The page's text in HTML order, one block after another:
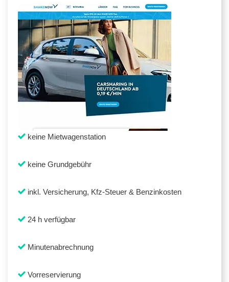
keine Mietwagenstation
keine Grundgebühr
inkl. Versicherung, Kfz-Steuer & Benzinkosten
24 h verfügbar
Minutenabrechnung
Vorreservierung